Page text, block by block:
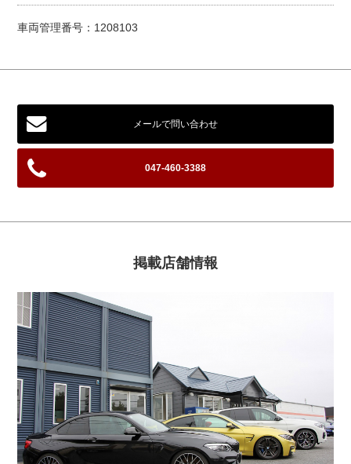
車両管理番号：1208103
メールで問い合わせ
047-460-3388
掲載店舗情報